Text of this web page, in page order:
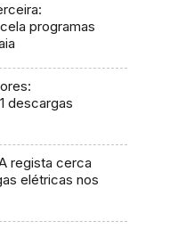
programas
descargas
regista cerca
elétricas nos